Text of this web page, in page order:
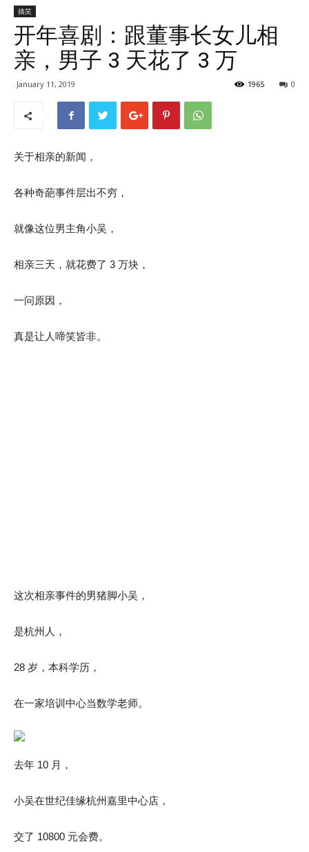
搞笑
开年喜剧：跟董事长女儿相
亲，男子 3 天花了 3 万
January 11, 2019 0
1965
关于相亲的新闻，
各种奇葩事件层出不穷，
就像这位男主角小吴，
相亲三天，就花费了 3 万块，
一问原因，
真是让人啼笑皆非。
这次相亲事件的男猪脚小吴，
是杭州人，
28 岁，本科学历，
在一家培训中心当数学老师。
去年 10 月，
小吴在世纪佳缘杭州嘉里中心店，
交了 10800 元会费。